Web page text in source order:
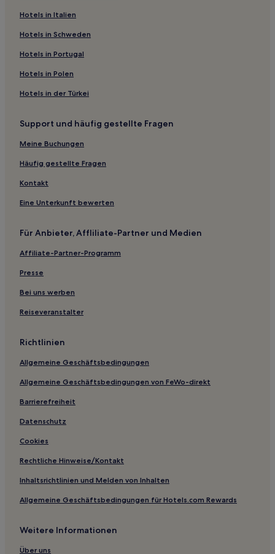
Hotels in Italien
Hotels in Schweden
Hotels in Portugal
Hotels in Polen
Hotels in der Türkei
Support und häufig gestellte Fragen
Meine Buchungen
Häufig gestellte Fragen
Kontakt
Eine Unterkunft bewerten
Für Anbieter, Affliliate-Partner und Medien
Affiliate-Partner-Programm
Presse
Bei uns werben
Reiseveranstalter
Richtlinien
Allgemeine Geschäftsbedingungen
Allgemeine Geschäftsbedingungen von FeWo-direkt
Barrierefreiheit
Datenschutz
Cookies
Rechtliche Hinweise/Kontakt
Inhaltsrichtlinien und Melden von Inhalten
Allgemeine Geschäftsbedingungen für Hotels.com Rewards
Weitere Informationen
Über uns